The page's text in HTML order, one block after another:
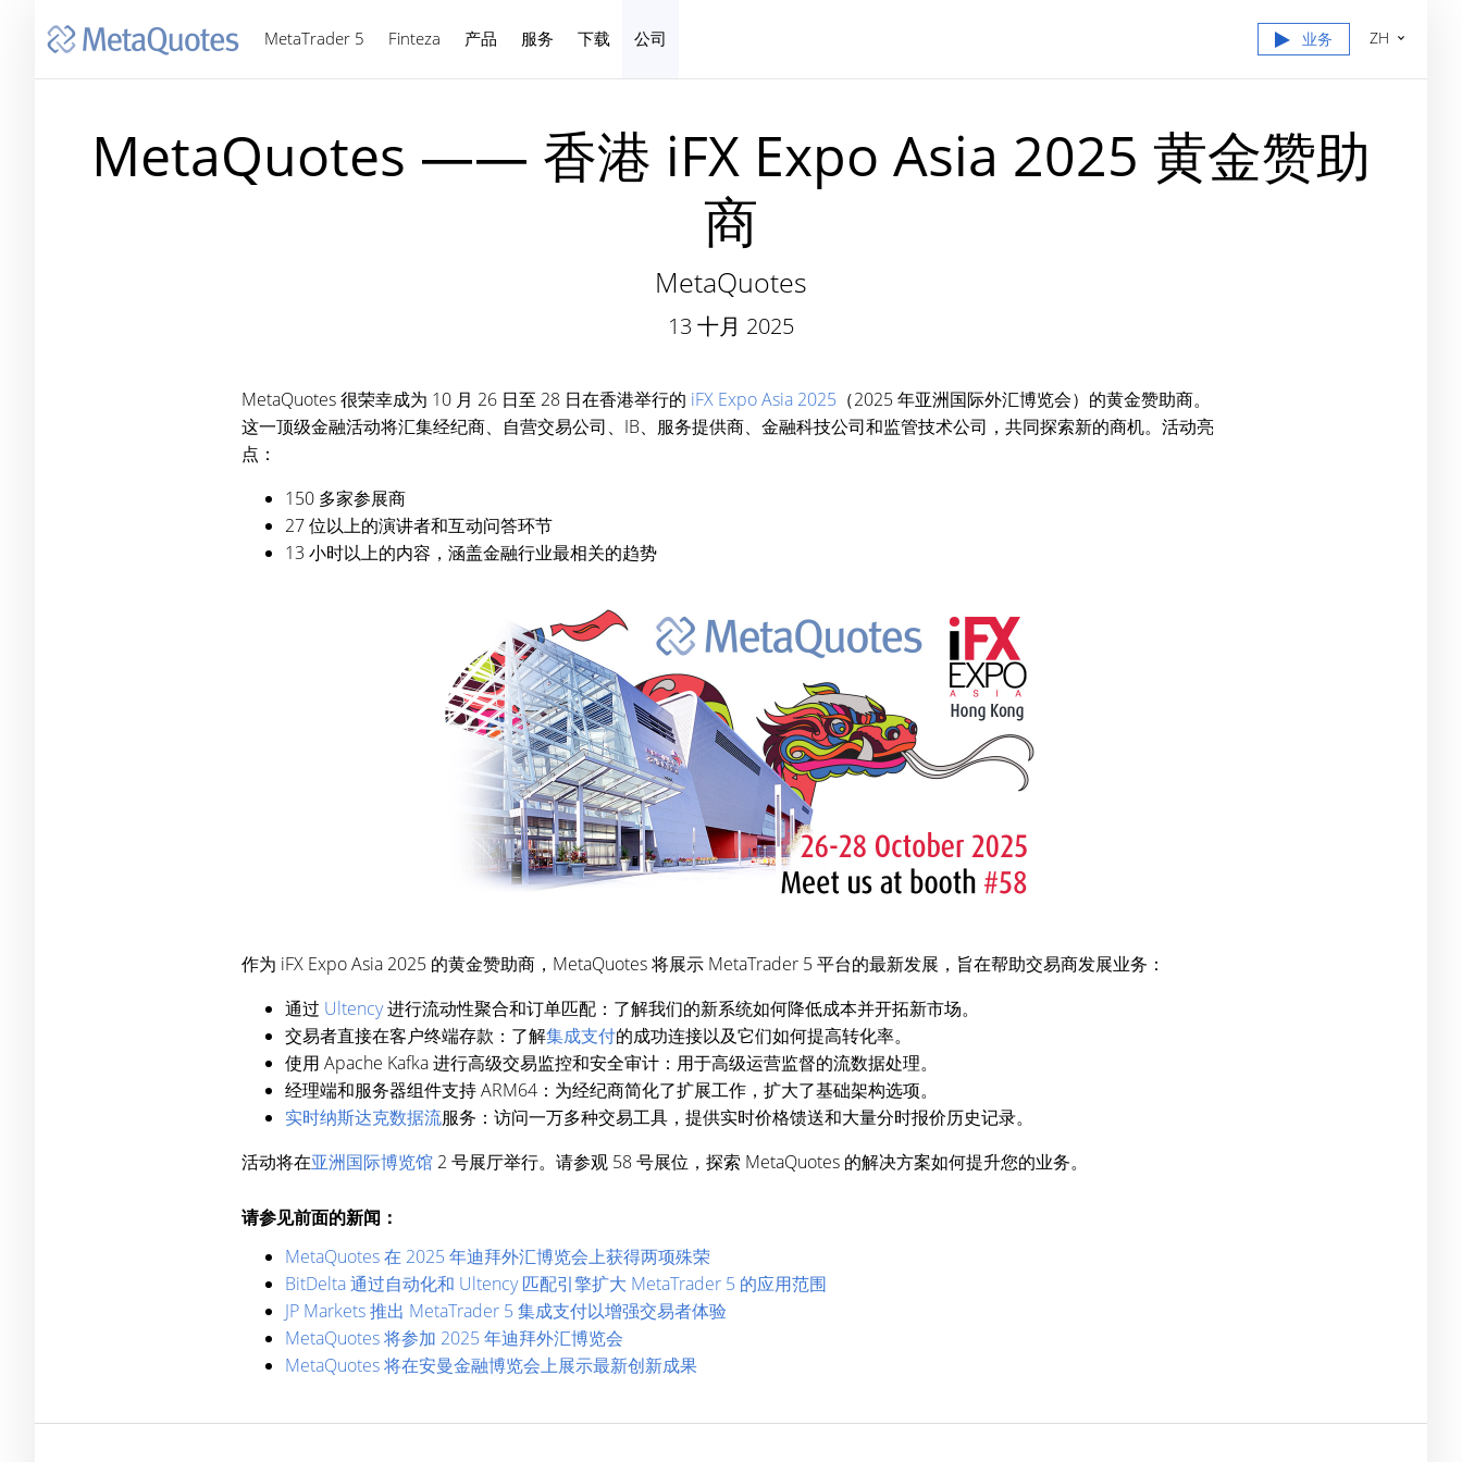
MetaTrader 5 Finteza 产品 服务 下载 公司 业务 ZH
MetaQuotes —— 香港 iFX Expo Asia 2025 黄金赞助
商
MetaQuotes
13 十月 2025
MetaQuotes 很荣幸成为 10 月 26 日至 28 日在香港举行的 iFX Expo Asia 2025 （2025 年亚洲国际外汇博览会）的黄金赞助商。
这一顶级金融活动将汇集经纪商、自营交易公司、IB、服务提供商、金融科技公司和监管技术公司，共同探索新的商机。活动亮
点：
150 多家参展商
27 位以上的演讲者和互动问答环节
13 小时以上的内容，涵盖金融行业最相关的趋势
作为 iFX Expo Asia 2025 的黄金赞助商，MetaQuotes 将展示 MetaTrader 5 平台的最新发展，旨在帮助交易商发展业务：
通过 Ultency进行流动性聚合和订单匹配：了解我们的新系统如何降低成本并开拓新市场。
交易者直接在客户终端存款：了解集成支付的成功连接以及它们如何提高转化率。
使用 Apache Kafka 进行高级交易监控和安全审计：用于高级运营监督的流数据处理。
经理端和服务器组件支持 ARM64：为经纪商简化了扩展工作，扩大了基础架构选项。
实时纳斯达克数据流服务：访问一万多种交易工具，提供实时价格馈送和大量分时报价历史记录。
活动将在亚洲国际博览馆 2 号展厅举行。请参观 58 号展位，探索 MetaQuotes 的解决方案如何提升您的业务。
请参见前面的新闻：
MetaQuotes 在 2025 年迪拜外汇博览会上获得两项殊荣
BitDelta 通过自动化和 Ultency 匹配引擎扩大 MetaTrader 5 的应用范围
JP Markets 推出 MetaTrader 5 集成支付以增强交易者体验
MetaQuotes 将参加 2025 年迪拜外汇博览会
MetaQuotes 将在安曼金融博览会上展示最新创新成果